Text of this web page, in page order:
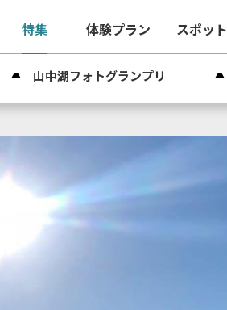
特集 体験プラン スポット
山中湖フォトグランプリ